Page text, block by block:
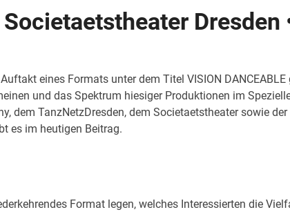
Societaetstheater
eines Formats unter dem Titel VISION
und das Spektrum hiesiger Produktionen im
dem TanzNetzDresden, dem Societaetstheater sowie
es im heutigen Beitrag.
Format legen, welches Interessierten die